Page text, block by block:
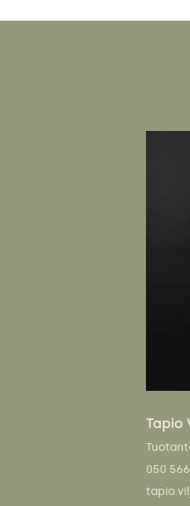
Tapio
050